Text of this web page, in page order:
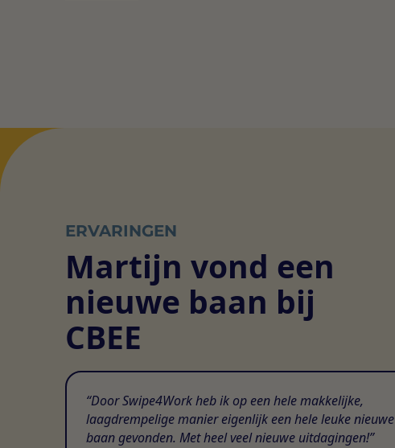
ERVARINGEN
Martijn vond een
nieuwe baan bij
CBEE
Door Swipe4Work heb ik op een hele makkelijke,
laagdrempelige manier eigenlijk een hele leuke nieuwe
baan gevonden. Met heel veel nieuwe uitdagingen!